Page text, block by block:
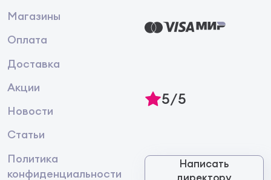
Магазины
Оплата
Доставка
Акции
Новости
Статьи
Политика
конфиденциальности
5/5
Написать
директору